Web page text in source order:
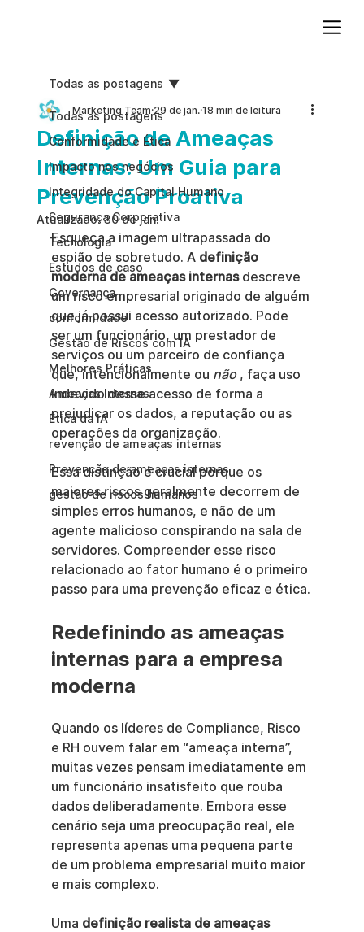
Todas as postagens
Conformidade e Ética
Impacto nos negócios
Integridade do Capital Humano
Segurança Corporativa
Tecnologia
Estudos de caso
Governança
conformidade
Gestão de Riscos com IA
Melhores Práticas
Ameaças Internas
Ética da IA
revenção de ameaças internas
Prevenção de ameaças internas
gestão de riscos humanos
Todas as postagens
Definição de Ameaças
Internas: Um Guia para
Prevenção Proativa
Marketing Team 29 de jan. 18 min de leitura
Atualizado:30 de jan.
Esqueça a imagem ultrapassada do
espião de sobretudo. A definição
moderna de ameaças internas descreve
um risco empresarial originado de alguém
que já possui acesso autorizado. Pode
ser um funcionário, um prestador de
serviços ou um parceiro de confiança
que, intencionalmente ou não , faça uso
indevido desse acesso de forma a
prejudicar os dados, a reputação ou as
operações da organização.
Essa distinção é crucial porque os
maiores riscos geralmente decorrem de
simples erros humanos, e não de um
agente malicioso conspirando na sala de
servidores. Compreender esse risco
relacionado ao fator humano é o primeiro
passo para uma prevenção eficaz e ética.
Redefinindo as ameaças
internas para a empresa
moderna
Quando os líderes de Compliance, Risco
e RH ouvem falar em “ameaça interna”,
muitas vezes pensam imediatamente em
um funcionário insatisfeito que rouba
dados deliberadamente. Embora esse
cenário seja uma preocupação real, ele
representa apenas uma pequena parte
de um problema empresarial muito maior
e mais complexo.
Uma definição realista de ameaças